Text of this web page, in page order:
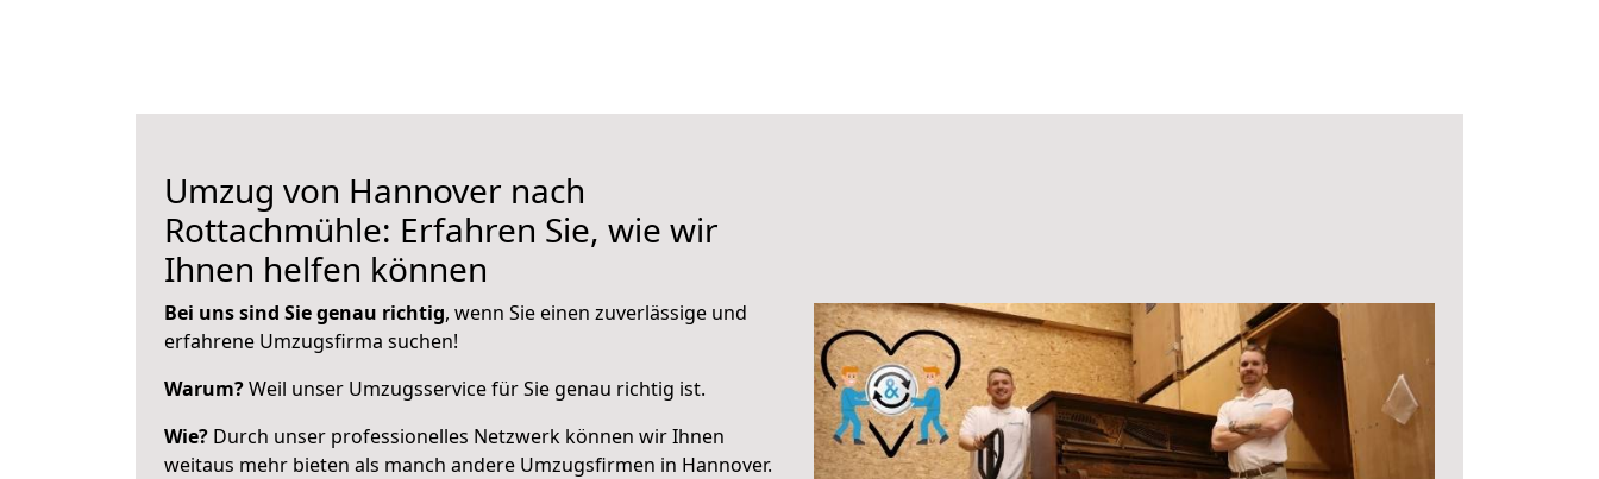
Umzug von Hannover nach
Rottachmühle: Erfahren Sie, wie wir
Ihnen helfen können
Bei uns sind Sie genau richtig, wenn Sie einen zuverlässige und
erfahrene Umzugsfirma suchen!
Warum?Weil unser Umzugsservice für Sie genau richtig ist.
Wie? Durch unser professionelles Netzwerk können wir Ihnen
weitaus mehr bieten als manch andere Umzugsfirmen in Hannover.